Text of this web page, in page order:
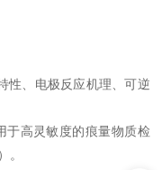
性、电极反应机理、可逆
于高灵敏度的痕量物质检
。